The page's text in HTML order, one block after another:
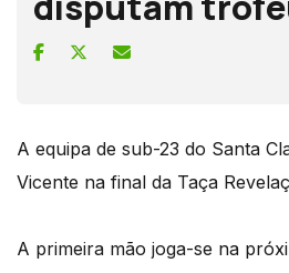
A equipa de sub-23 do Santa
Vicente na final da Taça
A primeira mão joga-se na